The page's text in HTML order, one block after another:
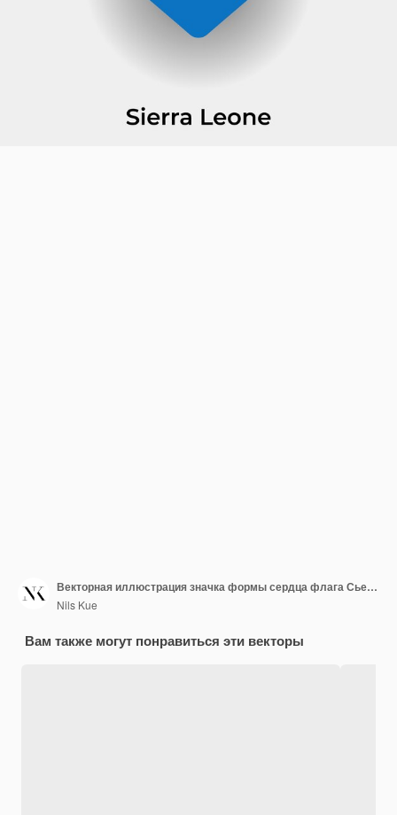
Векторная иллюстрация значка формы сердца флага Сьерра-Леоне
Nils Kue
Вам также могут понравиться эти векторы